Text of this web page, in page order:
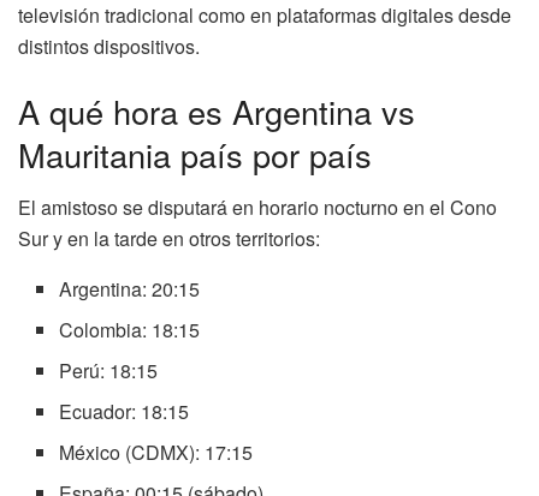
televisión tradicional como en plataformas digitales desde
distintos dispositivos.
A qué hora es Argentina vs
Mauritania país por país
El amistoso se disputará en horario nocturno en el Cono
Sur y en la tarde en otros territorios:
Argentina: 20:15
Colombia: 18:15
Perú: 18:15
Ecuador: 18:15
México (CDMX): 17:15